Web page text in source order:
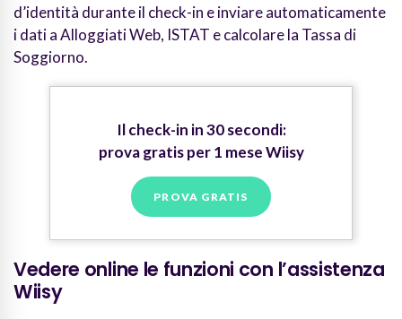
d’identità durante il check-in e inviare automaticamente
i dati a Alloggiati Web, ISTAT e calcolare la Tassa di
Soggiorno.
Il check-in in 30 secondi:
prova gratis per 1 mese Wiisy
PROVA GRATIS
Vedere online le funzioni con l’assistenza
Wiisy